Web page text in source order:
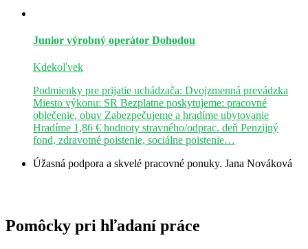
Junior výrobný operátor Dohodou
Kdekoľvek
Podmienky pre prijatie uchádzača: Dvojzmenná prevádzka
Miesto výkonu: SR Bezplatne poskytujeme: pracovné
oblečenie, obuv Zabezpečujeme a hradíme ubytovanie
Hradíme 1,86 € hodnoty stravného/odprac. deň Penzijný
fond, zdravotné poistenie, sociálne poistenie…
Úžasná podpora a skvelé pracovné ponuky. Jana Nováková
Pomôcky pri hľadaní práce